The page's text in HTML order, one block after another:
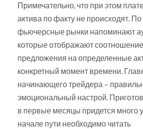
Примечательно, что при этом
актива по факту не происходят. По
фьючерсные рынки напоминают
которые отображают
предложения на определенные
конкретный момент времени.
начинающего трейдера –
эмоциональный настрой.
в первые месяцы придется много
начале пути необходимо читать